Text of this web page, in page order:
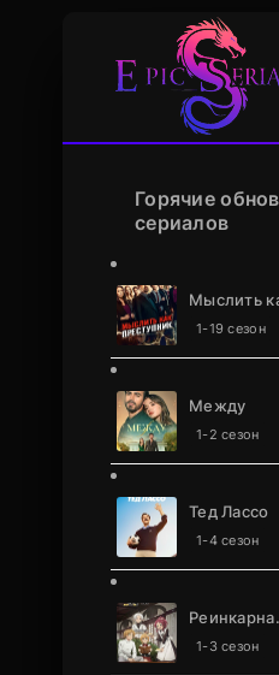
Горячие
сериалов
1-19 сезон
Между
1-2 сезон
Тед Лассо
1-4 сезон
1-3 сезон
80